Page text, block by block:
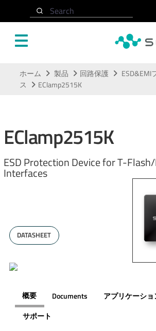
Search
ホーム 製品 回路保護
ESD&EMI
ス
EClamp2515K
EClamp2515K
ESD Protection Device for T-
Interfaces
DATASHEET
概要 Documents アプリケーショ
サポート